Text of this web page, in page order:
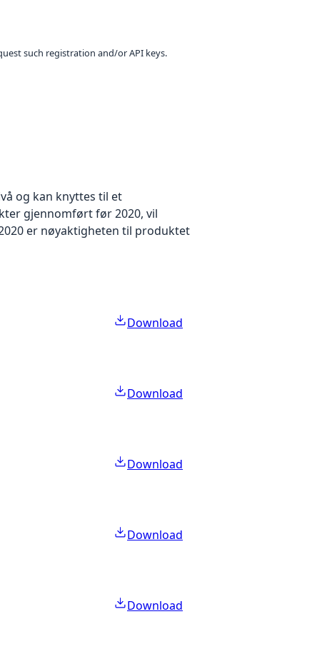
such registration and/or API keys.
og kan knyttes til et
gjennomført før 2020, vil
er nøyaktigheten til produktet
Download
Download
Download
Download
Download